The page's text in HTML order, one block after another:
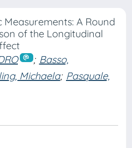
A Round
of the Longitudinal
; Basso,
Michaela; Pasquale,